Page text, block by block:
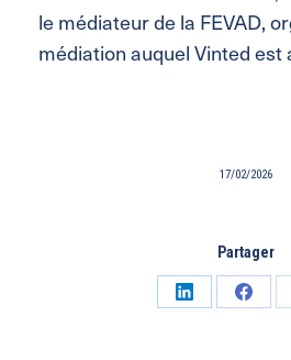
le médiateur de la FEVAD,
médiation auquel Vinted est
17/02/2026
Partager
Partager